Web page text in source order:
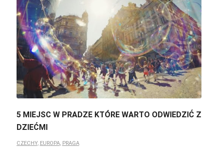
5 MIEJSC W PRADZE KTÓRE WARTO ODWIEDZIĆ Z
DZIEĆMI
CZECHY, EUROPA, PRAGA